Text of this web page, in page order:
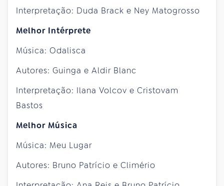
Interpretação: Duda Brack e Ney Matogrosso
Melhor Intérprete
Música: Odalisca
Autores: Guinga e Aldir Blanc
Interpretação: Ilana Volcov e Cristovam
Bastos
Melhor Música
Música: Meu Lugar
Autores: Bruno Patrício e Climério